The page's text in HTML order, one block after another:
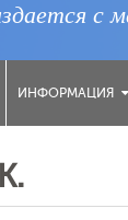
с
ИНФОРМАЦИЯ